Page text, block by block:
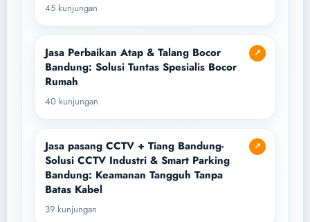
45 kunjungan
↗
Jasa Perbaikan Atap & Talang Bocor
Bandung: Solusi Tuntas Spesialis Bocor
Rumah
40 kunjungan
↗
Jasa pasang CCTV + Tiang Bandung-
Solusi CCTV Industri & Smart Parking
Bandung: Keamanan Tangguh Tanpa
Batas Kabel
39 kunjungan